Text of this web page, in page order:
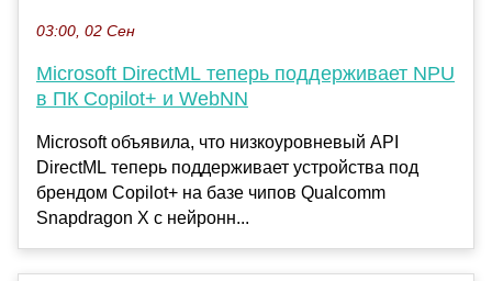
03:00, 02 Сен
Microsoft DirectML теперь поддерживает NPU
в ПК Copilot+ и WebNN
Microsoft объявила, что низкоуровневый API
DirectML теперь поддерживает устройства под
брендом Copilot+ на базе чипов Qualcomm
Snapdragon X с нейронн...